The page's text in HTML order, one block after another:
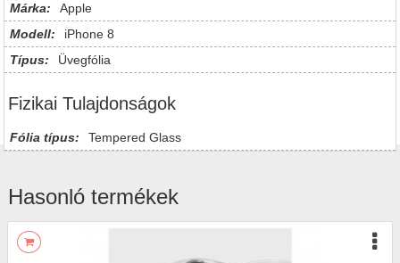
Márka:
Apple
Modell:
iPhone 8
Típus:
Üvegfólia
Fizikai Tulajdonságok
Fólia típus: Tempered Glass
Hasonló termékek